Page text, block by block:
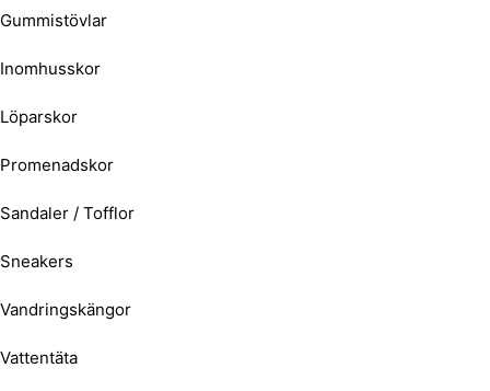
Gummistövlar
Inomhusskor
Löparskor
Promenadskor
Sandaler / Tofflor
Sneakers
Vandringskängor
Vattentäta